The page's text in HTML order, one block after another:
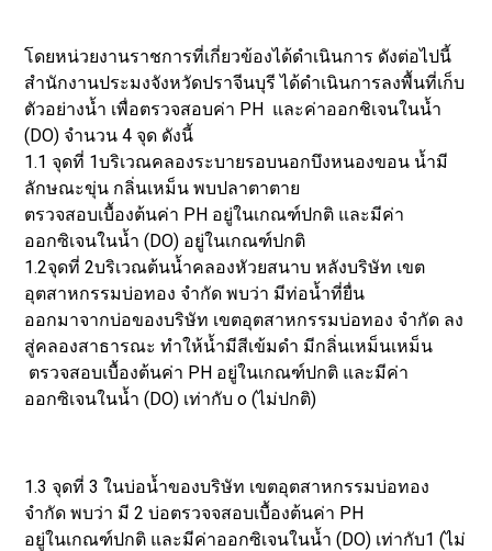
โดยหน่วยงานราชการที่เกี่ยวข้องได้ดำเนินการ ดังต่อไปนี้
สำนักงานประมงจังหวัดปราจีนบุรี ได้ดำเนินการลงพื้นที่เก็บ
ตัวอย่างน้ำ เพื่อตรวจสอบค่า PH และค่าออกชิเจนในน้ำ
(DO) จำนวน 4 จุด ดังนี้
1.1 จุดที่ 1บริเวณคลองระบายรอบนอกบึงหนองขอน น้ำมี
ลักษณะขุ่น กลิ่นเหม็น พบปลาตาตาย
ตรวจสอบเบื้องต้นค่า PH อยู่ในเกณฑ์ปกติ และมีค่า
ออกซิเจนในน้ำ (DO) อยู่ในเกณฑ์ปกติ
1.2จุดที่ 2บริเวณต้นน้ำคลองหัวยสนาบ หลังบริษัท เขต
อุตสาหกรรมบ่อทอง จำกัด พบว่า มีท่อน้ำที่ยื่น
ออกมาจากบ่อของบริษัท เขตอุตสาหกรรมบ่อทอง จำกัด ลง
สู่คลองสาธารณะ ทำให้น้ำมีสีเข้มดำ มีกลิ่นเหม็นเหม็น
ตรวจสอบเบื้องต้นค่า PH อยู่ในเกณฑ์ปกติ และมีค่า
ออกซิเจนในน้ำ (DO) เท่ากับ o (ไม่ปกติ)
1.3 จุดที่ 3 ในบ่อน้ำของบริษัท เขตอุตสาหกรรมบ่อทอง
จำกัด พบว่า มี 2 บ่อตรวจจสอบเบื้องต้นค่า PH
อยู่ในเกณฑ์ปกติ และมีค่าออกซิเจนในน้ำ (DO) เท่ากับ1 (ไม่